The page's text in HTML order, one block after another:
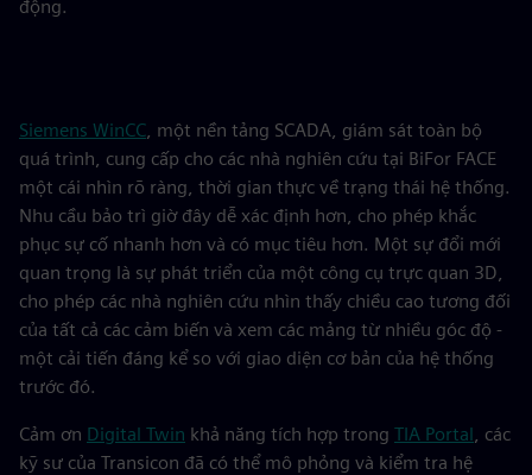
động.
Siemens WinCC, một nền tảng SCADA, giám sát toàn bộ
quá trình, cung cấp cho các nhà nghiên cứu tại BiFor FACE
một cái nhìn rõ ràng, thời gian thực về trạng thái hệ thống.
Nhu cầu bảo trì giờ đây dễ xác định hơn, cho phép khắc
phục sự cố nhanh hơn và có mục tiêu hơn. Một sự đổi mới
quan trọng là sự phát triển của một công cụ trực quan 3D,
cho phép các nhà nghiên cứu nhìn thấy chiều cao tương đối
của tất cả các cảm biến và xem các mảng từ nhiều góc độ -
một cải tiến đáng kể so với giao diện cơ bản của hệ thống
trước đó.
Cảm ơn Digital Twin khả năng tích hợp trong TIA Portal, các
kỹ sư của Transicon đã có thể mô phỏng và kiểm tra hệ